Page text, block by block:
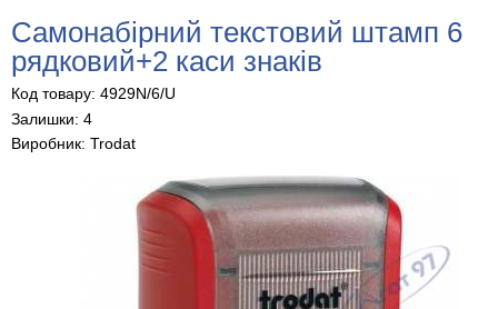
Самонабірний текстовий штамп 6
рядковий+2 каси знаків
Код товару: 4929N/6/U
Залишки: 4
Виробник: Trodat